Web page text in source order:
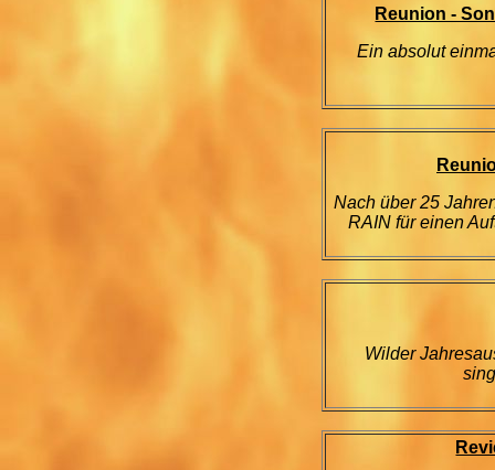
Reunion -
Ein absolut
Nach über 25
RAIN für einen
Wilder